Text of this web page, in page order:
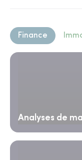
Finance
Analyses de